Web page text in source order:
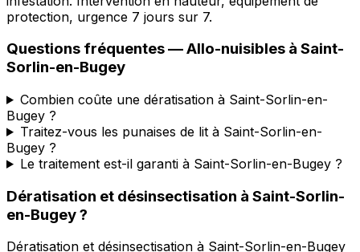
protection, urgence 7 jours sur 7.
Questions fréquentes —Allo-nuisibles à Saint-
Sorlin-en-Bugey
Combien coûte une dératisation à Saint-Sorlin-en-
Bugey ?
Traitez-vous les punaises de lit à Saint-Sorlin-en-
Bugey ?
Le traitement est-il garanti à Saint-Sorlin-en-Bugey ?
Dératisation et désinsectisation à Saint-Sorlin-
en-Bugey?
Dératisation et désinsectisation à Saint-Sorlin-en-Bugey